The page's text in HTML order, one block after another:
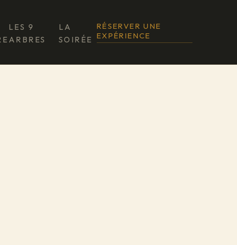
LES 9
ARBRES
LA
SOIRÉE
RÉSERVER UNE
EXPÉRIENCE